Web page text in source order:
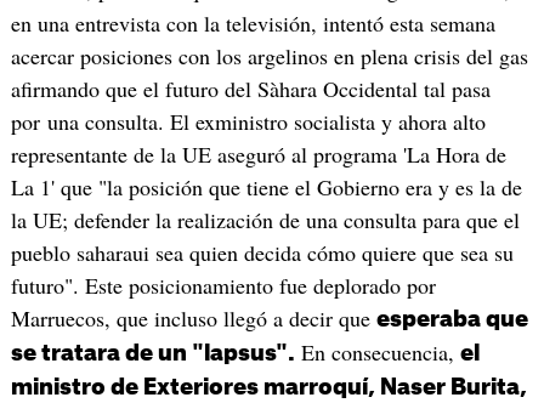
en una entrevista con la televisión, intentó esta semana
acercar posiciones con los argelinos en plena crisis del gas
afirmando que el futuro del Sàhara Occidental tal pasa
por una consulta. El exministro socialista y ahora alto
representante de la UE aseguró al programa 'La Hora de
La 1' que "la posición que tiene el Gobierno era y es la de
la UE; defender la realización de una consulta para que el
pueblo saharaui sea quien decida cómo quiere que sea su
futuro". Este posicionamiento fue deplorado por
Marruecos, que incluso llegó a decir que esperaba que
se tratara de un "lapsus". En consecuencia, el
ministro de Exteriores marroquí, Naser Burita,